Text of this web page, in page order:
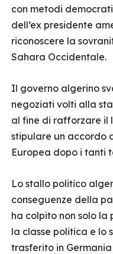
con metodi
dell’ex presidente
riconoscere la
Sahara Occidentale.
Il governo algerino
negoziati volti alla
al fine di rafforzare il
stipulare un accordo
Europea dopo i tanti
Lo stallo politico
conseguenze della
ha colpito non solo la
la classe politica e lo
trasferito in Germania